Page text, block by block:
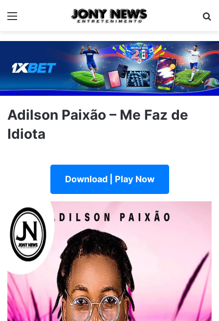
Menu
Adilson Paixão – Me Faz de
Idiota
Download | Play Now